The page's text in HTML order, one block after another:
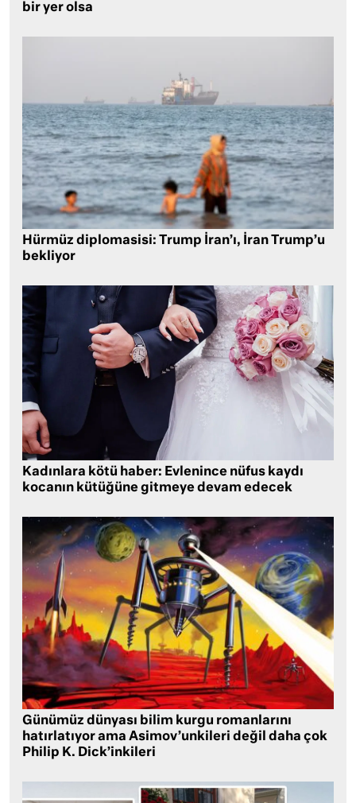
bir yer olsa
Hürmüz diplomasisi: Trump İran’ı, İran Trump’u
bekliyor
Kadınlara kötü haber: Evlenince nüfus kaydı
kocanın kütüğüne gitmeye devam edecek
Günümüz dünyası bilim kurgu romanlarını
hatırlatıyor ama Asimov’unkileri değil daha çok
Philip K. Dick’inkileri